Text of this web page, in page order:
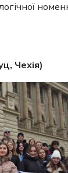
Чехія)